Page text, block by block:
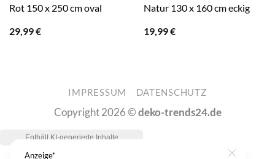
Rot 150 x 250 cm oval
29,99€
Natur 130 x 160 cm eckig
19,99€
IMPRESSUM DATENSCHUTZ
Copyright 2026 ©deko-trends24.de
Anzeige*